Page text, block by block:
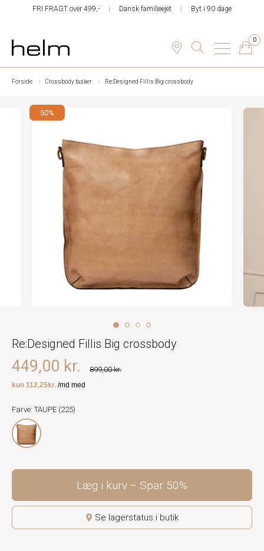
FRI FRAGT over 499,- Dansk familieejet Byt i 90 dage
0
Forside Crossbody tasker Re:Designed Fillis Big crossbody
50%
Re:Designed Fillis Big crossbody
899,00 kr.
449,00 kr.
Farve: TAUPE (225)
Læg i kurv Spar 50%
Se lagerstatus i butik